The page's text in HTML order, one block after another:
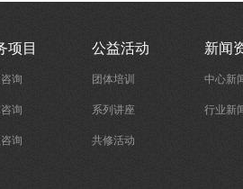
项目
询
询
询
公益活动
团体培训
系列讲座
共修活动
新闻
中心新
行业新